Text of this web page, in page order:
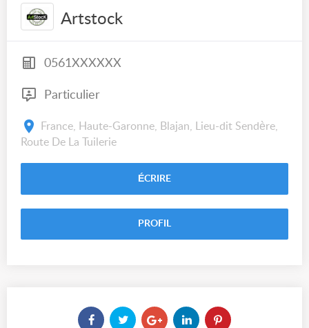
Artstock
0561XXXXXX
Particulier
France, Haute-Garonne, Blajan, Lieu-dit Sendère,
Route De La Tuilerie
ÉCRIRE
PROFIL